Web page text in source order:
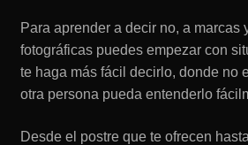
Para aprender a decir no, a marcas
fotográficas puedes empezar con
te haga más fácil decirlo, donde no
otra persona pueda entenderlo
Desde el postre que te ofrecen